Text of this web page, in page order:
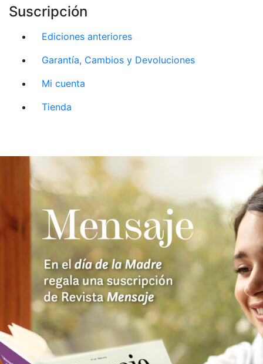
Suscripción
Ediciones anteriores
Garantía, Cambios y Devoluciones
Mi cuenta
Tienda